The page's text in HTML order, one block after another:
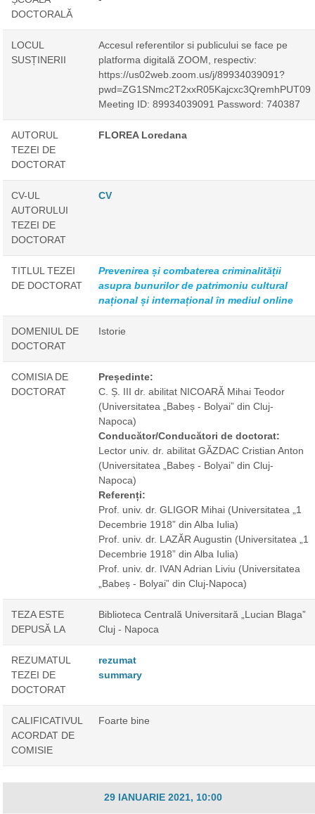
DOCTORALĂ
LOCUL
SUSȚINERII
Accesul referentilor si publicului se face pe
platforma digitală ZOOM, respectiv:
https://us02web.zoom.us/j/89934039091?
pwd=ZG1SNmc2T2xxR05Kajcxc3QremhPUT09
Meeting ID: 89934039091 Password: 740387
AUTORUL
TEZEI DE
DOCTORAT
FLOREA Loredana
CV-UL
AUTORULUI
TEZEI DE
DOCTORAT
CV
TITLUL TEZEI
DE DOCTORAT
Prevenirea și combaterea criminalității
asupra bunurilor de patrimoniu cultural
național și internațional în mediul online
DOMENIUL DE
DOCTORAT
Istorie
COMISIA DE
DOCTORAT
Președinte:
C. Ș. III dr. abilitat NICOARĂ Mihai Teodor
(Universitatea „Babeș - Bolyai” din Cluj-
Napoca)
Conducător/Conducători de doctorat:
Lector univ. dr. abilitat GĂZDAC Cristian Anton
(Universitatea „Babeș - Bolyai” din Cluj-
Napoca)
Referenți:
Prof. univ. dr. GLIGOR Mihai (Universitatea „1
Decembrie 1918” din Alba Iulia)
Prof. univ. dr. LAZĂR Augustin (Universitatea „1
Decembrie 1918” din Alba Iulia)
Prof. univ. dr. IVAN Adrian Liviu (Universitatea
„Babeș - Bolyai” din Cluj-Napoca)
TEZA ESTE
DEPUSĂ LA
Biblioteca Centrală Universitară „Lucian Blaga”
Cluj - Napoca
REZUMATUL
TEZEI DE
DOCTORAT
rezumat
summary
CALIFICATIVUL
ACORDAT DE
COMISIE
Foarte bine
29 IANUARIE 2021, 10:00